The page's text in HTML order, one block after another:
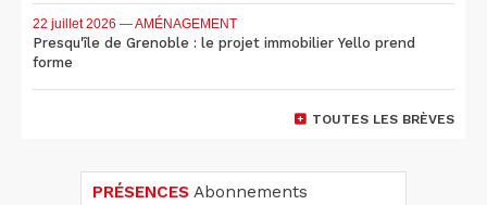
22 juillet 2026 — AMÉNAGEMENT
Presqu'île de Grenoble : le projet immobilier Yello prend
forme
TOUTES LES BRÈVES
PRÉSENCES Abonnements